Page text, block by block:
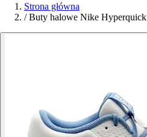
Strona główna
/ Buty halowe Nike Hyperquick